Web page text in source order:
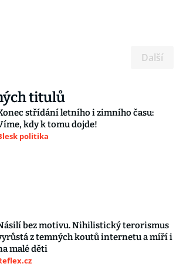
Další
titulů
střídání letního i zimního času:
kdy k tomu dojde!
politika
bez motivu. Nihilistický terorismus
z temných koutů internetu a míří i
malé děti